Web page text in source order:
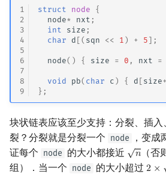
LaTeX 入门
Git
排
优化
动态 DP
概率 DP
DP 套 DP
其它 DP 方法
后缀自动机 (SAM)
后缀平衡树
广义后缀自动机
Manacher
回文树
多项式与生成函数
形
组合数学
线性代数
抽象代数
概率论
拆点
连通性相关
环计数问题
2-SAT
欧拉图
随机增量法
反演变换
计算几何杂项
表达式求值
在一台机器上规划任务
主元素问题
15-puzzle
Kahan 求和
1
2
3
4
5
6
7
8
9
struct node
{
node* nxt ;
int
size ;
char
d [( sqn << 1 ) + 5 ];
node() { size = 0 , nxt =
void pb( char c ) { d [ size
};
块状链表应该至少支持：分裂、插
裂？分裂就是分裂一个 node ，变成
证每个 node 的大小都接近 √
𝑛
n
（
组）．当一个 node 的大小超过 2 ×
2 ×n